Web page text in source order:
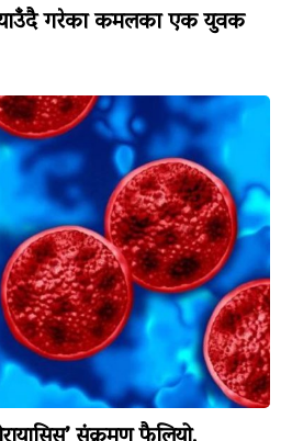
गरेका कमलका एक युवक